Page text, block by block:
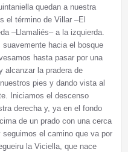
quedan a nuestra
el término de Villar –El
–Llamaliés– a la izquierda.
hacia el bosque
hasta pasar por una
alcanzar la pradera de
pies y dando vista al
Iniciamos el descenso
derecha y, ya en el fondo
de un prado con una cerca
el camino que va por
la Viciella, que nace